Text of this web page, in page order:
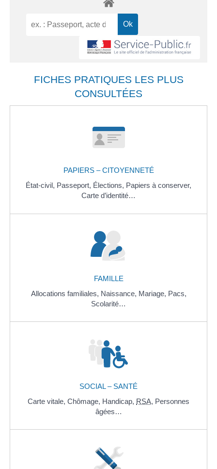
FICHES PRATIQUES LES PLUS
CONSULTÉES
PAPIERS – CITOYENNETÉ
État-civil, Passeport, Élections, Papiers à conserver,
Carte d’identité…
FAMILLE
Allocations familiales, Naissance, Mariage, Pacs,
Scolarité…
SOCIAL – SANTÉ
Carte vitale, Chômage, Handicap, RSA, Personnes
âgées…